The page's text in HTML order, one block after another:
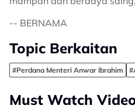
-- BERNAMA
Topic Berkaitan
#Perdana Menteri Anwar Ibrahim
Must Watch